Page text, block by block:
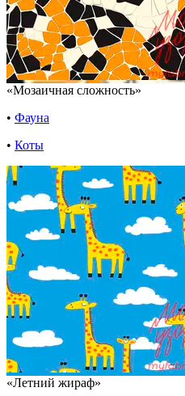
«Мозаичная сложность»
• Фауна
• Коты
«Летний жираф»